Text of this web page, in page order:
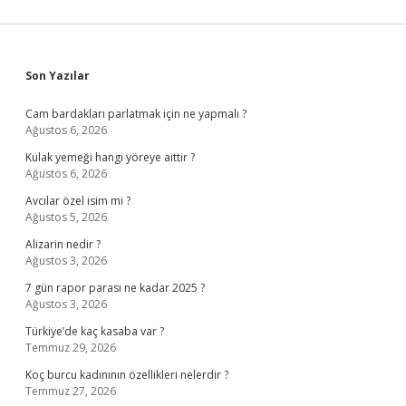
Sidebar
Son Yazılar
Cam bardakları parlatmak için ne yapmalı ?
Ağustos 6, 2026
Kulak yemeği hangi yöreye aittir ?
Ağustos 6, 2026
Avcılar özel isim mi ?
Ağustos 5, 2026
Alizarin nedir ?
Ağustos 3, 2026
7 gün rapor parası ne kadar 2025 ?
Ağustos 3, 2026
Türkiye’de kaç kasaba var ?
Temmuz 29, 2026
Koç burcu kadınının özellikleri nelerdir ?
Temmuz 27, 2026